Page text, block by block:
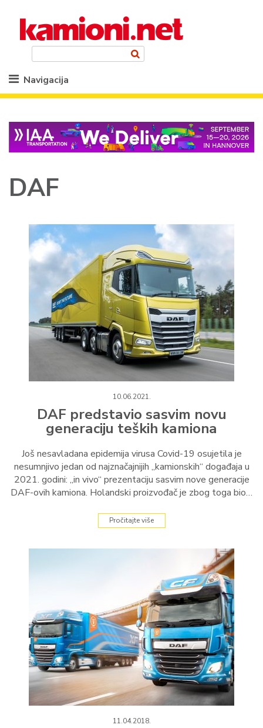
Navigacija
DAF
10.06.2021.
DAF predstavio sasvim novu
generaciju teških kamiona
Još nesavladana epidemija virusa Covid-19 osujetila je
nesumnjivo jedan od najznačajnijih „kamionskih“ događaja u
2021. godini: „in vivo“ prezentaciju sasvim nove generacije
DAF-ovih kamiona. Holandski proizvođač je zbog toga bio…
Pročitajte više
11.04.2018.